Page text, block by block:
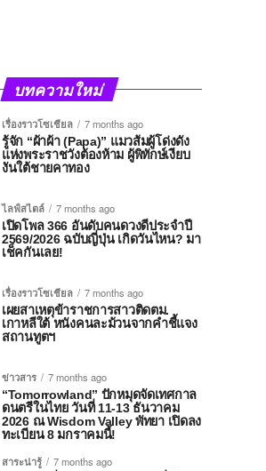
บทความใหม่
เรื่องราวโซเชียล
7 months ago
รู้จัก “ผ้าผ้า (Papa)” แมวส้มผู้โด่งดัง
แห่งพระราชวังต้องห้าม ผู้พิทักษ์เงียบ
งันใต้ชายคาทอง
ไลฟ์สไตล์
7 months ago
เปิดโพล 366 อันดับคนดวงดีประจำปี
2569/2026 ฉบับญี่ปุ่น เกิดวันไหน? มา
เช็คกันเลย!
เรื่องราวโซเชียล
7 months ago
เผยสาเหตุข้าราชการสาวติดตม.
เกาหลีใต้ หนังคนละม้วนจากคำชี้แจง
สถานทูตฯ
ข่าวสาร
7 months ago
“Tomorrowland” ปักหมุดจัดเทศกาล
ดนตรีในไทย วันที่ 11-13 ธันวาคม
2026 ณ Wisdom Valley พัทยา เปิดลง
ทะเบียน 8 มกราคมนี้!
สาระน่ารู้
7 months ago